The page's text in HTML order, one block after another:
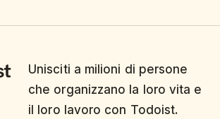
Unisciti a milioni di persone
che organizzano la loro vita e
il loro lavoro con Todoist.